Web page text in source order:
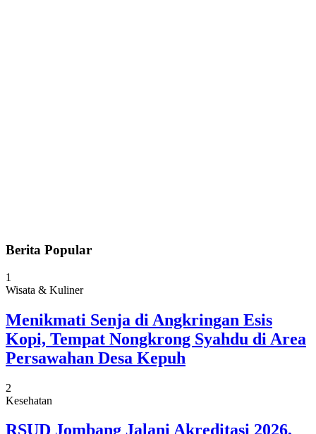
Berita Popular
1
Wisata & Kuliner
Menikmati Senja di Angkringan Esis
Kopi, Tempat Nongkrong Syahdu di Area
Persawahan Desa Kepuh
2
Kesehatan
RSUD Jombang Jalani Akreditasi 2026,